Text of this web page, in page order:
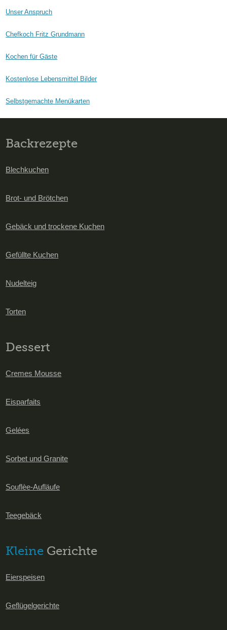
Unser Anspruch
Chefkoch Fritz Grundmann
Kochen für Gäste
Kostenlose Lebensmittel Bilder
Selbstgemachte Menükarten
Backrezepte
Blechkuchen
Brot- und Brötchen
Gebäck und trockene Kuchen
Gefüllte Kuchen
Nudelteig
Torten
Dessert
Cremes Mousse
Eisparfaits
Gelées
Sorbet und Granite
Souflèe-Aufläufe
Teegebäck
Kleine Gerichte
Eierspeisen
Geflügelgerichte